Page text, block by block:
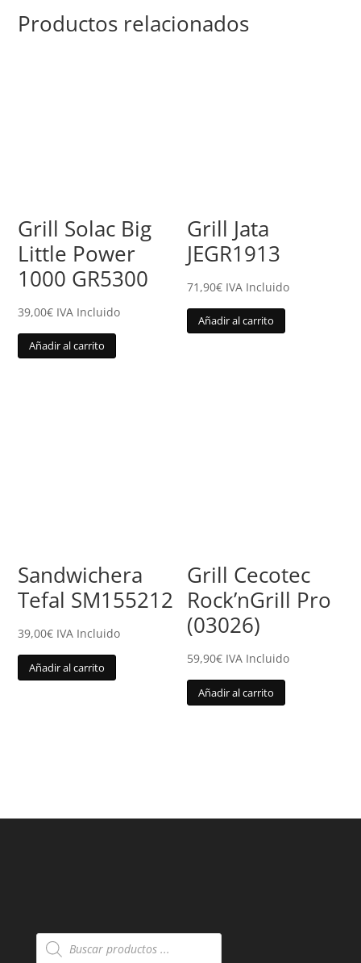
Productos relacionados
Grill Solac Big
Little Power
1000 GR5300
39,00€ IVA Incluido
Añadir al carrito
Grill Jata
JEGR1913
71,90€ IVA Incluido
Añadir al carrito
Sandwichera
Tefal SM155212
39,00€ IVA Incluido
Añadir al carrito
Grill Cecotec
Rock’nGrill Pro
(03026)
59,90€ IVA Incluido
Añadir al carrito
Búsqueda